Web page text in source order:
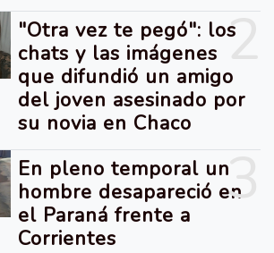
2
"Otra vez te pegó": los
chats y las imágenes
que difundió un amigo
del joven asesinado por
su novia en Chaco
3
En pleno temporal un
hombre desapareció en
el Paraná frente a
Corrientes